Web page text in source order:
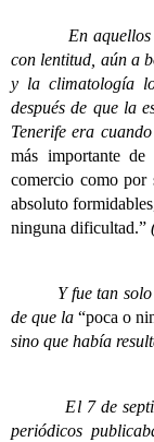
En aquellos
con lentitud, aún a
y la climatología
después de que la
Tenerife era
más importante
comercio como por
absoluto
ninguna dificultad.”
Y fue tan solo
de que la“poca o
sino que había
El 7 de
periódicos